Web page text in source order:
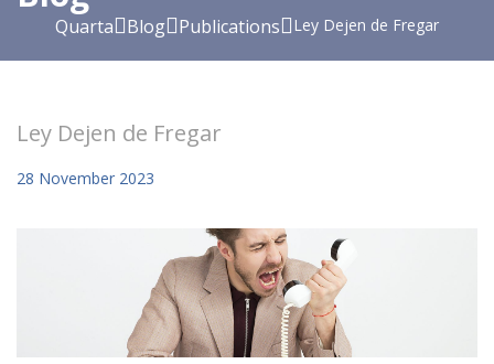
Quarta Blog Publications Ley Dejen de Fregar
Ley Dejen de Fregar
28 November 2023